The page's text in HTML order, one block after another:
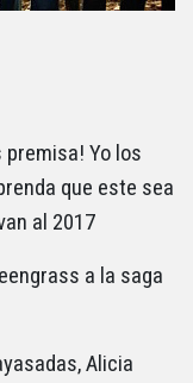
premisa! Yo los
que este sea
al 2017
a la saga
Alicia